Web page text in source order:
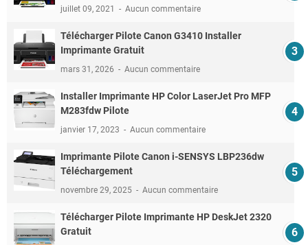
juillet 09, 2021 Aucun commentaire
Télécharger Pilote Canon G3410 Installer
Imprimante Gratuit
mars 31, 2026 Aucun commentaire
Installer Imprimante HP Color LaserJet Pro MFP
M283fdw Pilote
janvier 17, 2023 Aucun commentaire
Imprimante Pilote Canon i-SENSYS LBP236dw
Téléchargement
novembre 29, 2025 Aucun commentaire
Télécharger Pilote Imprimante HP DeskJet 2320
Gratuit